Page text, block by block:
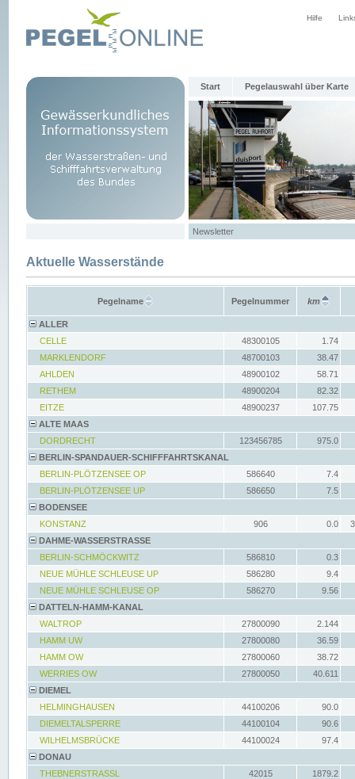
Hilfe
Start Pegelauswahl über Karte
Newsletter
Aktuelle Wasserstände
Pegelname Pegelnummer km
ALLER
CELLE
48300105
1.74
MARKLENDORF
48700103
38.47
AHLDEN
48900102
58.71
RETHEM
48900204
82.32
EITZE
48900237
107.75
ALTE MAAS
DORDRECHT
123456785
975.0
BERLIN-SPANDAUER-SCHIFFFAHRTSKANAL
BERLIN-PLÖTZENSEE OP
586640
7.4
BERLIN-PLÖTZENSEE UP
586650
7.5
BODENSEE
KONSTANZ
906 0.0
DAHME-WASSERSTRASSE
BERLIN-SCHMÖCKWITZ
586810
0.3
NEUE MÜHLE SCHLEUSE UP
586280
9.4
NEUE MÜHLE SCHLEUSE OP
586270
9.56
DATTELN-HAMM-KANAL
WALTROP
27800090
2.144
HAMM UW
27800080
36.59
HAMM OW
27800060
38.72
WERRIES OW
27800050
40.611
DIEMEL
HELMINGHAUSEN
44100206
90.0
DIEMELTALSPERRE
44100104
90.6
WILHELMSBRÜCKE
44100024
97.4
DONAU
THEBNERSTRASSL
42015
1879.2